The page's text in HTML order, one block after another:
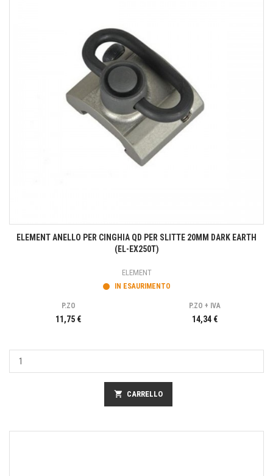
ELEMENT ANELLO PER CINGHIA QD PER SLITTE 20MM DARK EARTH
(EL-EX250T)
ELEMENT
IN ESAURIMENTO
P.ZO
11,75 €
P.ZO + IVA
14,34 €
shopping_cart CARRELLO